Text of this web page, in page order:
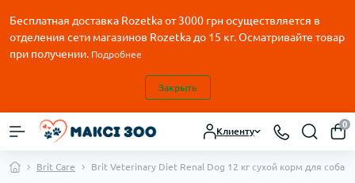
Бесплатная доставка Rozetka от3000 грн осуществляется в
отделения сети магазинов Rozetka до 15 кг. Осматривайте товар
при получении. Подробнее
Закрыть
Клиенту
0
Brit Care Brit Veterinary Diet Renal Dog 12 кг сухой корм для собак